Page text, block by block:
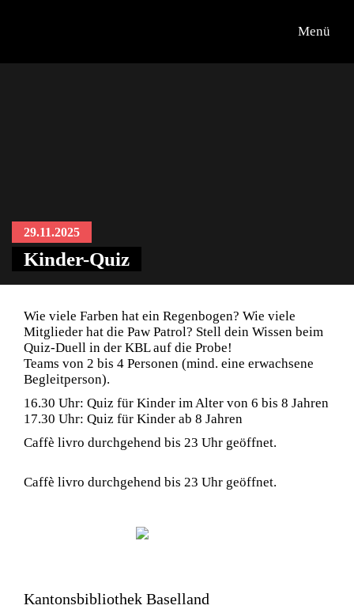
Menü
29.11.2025
Kinder-Quiz
Wie viele Farben hat ein Regenbogen? Wie viele
Mitglieder hat die Paw Patrol? Stell dein Wissen beim
Quiz-Duell in der KBL auf die Probe!
Teams von 2 bis 4 Personen (mind. eine erwachsene
Begleitperson).
16.30 Uhr: Quiz für Kinder im Alter von 6 bis 8 Jahren
17.30 Uhr: Quiz für Kinder ab 8 Jahren
Caffè livro durchgehend bis 23 Uhr geöffnet.
Caffè livro durchgehend bis 23 Uhr geöffnet.
Kantonsbibliothek Baselland